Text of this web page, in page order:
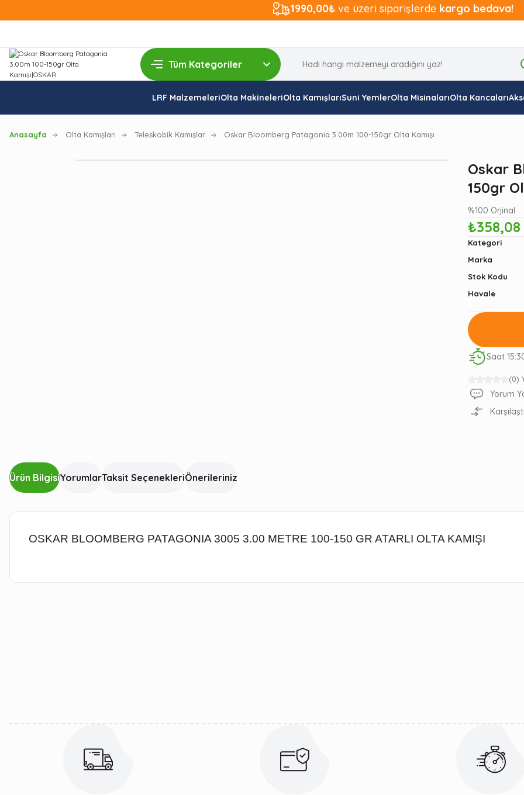
1990,00₺ ve üzeri siparişlerde kargo bedava!
LRF MalzemeleriOlta MakineleriOlta KamışlarıSuni YemlerOlta MisinalarıOlta Kancaları
Anasayfa Olta Kamışları Teleskobik Kamışlar Oskar Bloomberg Patagonia 3.00m 100-150gr Olta Kamışı
(0)
Oskar
150gr
%100 Orjinal
₺358,08
Kategori
Marka
Stok Kodu
Havale
Saat
Yorum
Ürün BilgisiYorumlarTaksit SeçenekleriÖnerileriniz
OSKAR BLOOMBERG PATAGONIA 3005 3.00 METRE 100-150 GR ATARLI OLTA KAMIŞI